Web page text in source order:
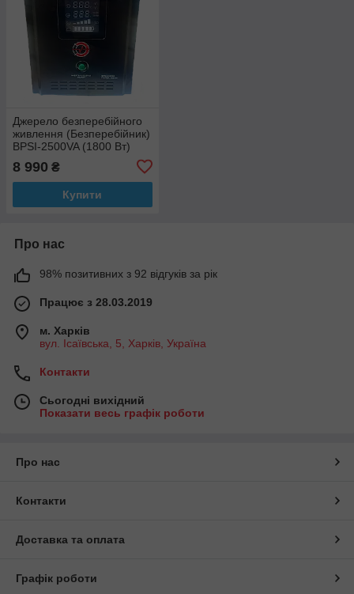
Джерело безперебійного
живлення (Безперебійник)
BPSI-2500VA (1800 Вт)
8 990 ₴
Купити
Про нас
98% позитивних з 92 відгуків за рік
Працює з 28.03.2019
м. Харків
вул. Ісаївська, 5, Харків, Україна
Контакти
Сьогодні вихідний
Показати весь графік роботи
Про нас
Контакти
Доставка та оплата
Графік роботи